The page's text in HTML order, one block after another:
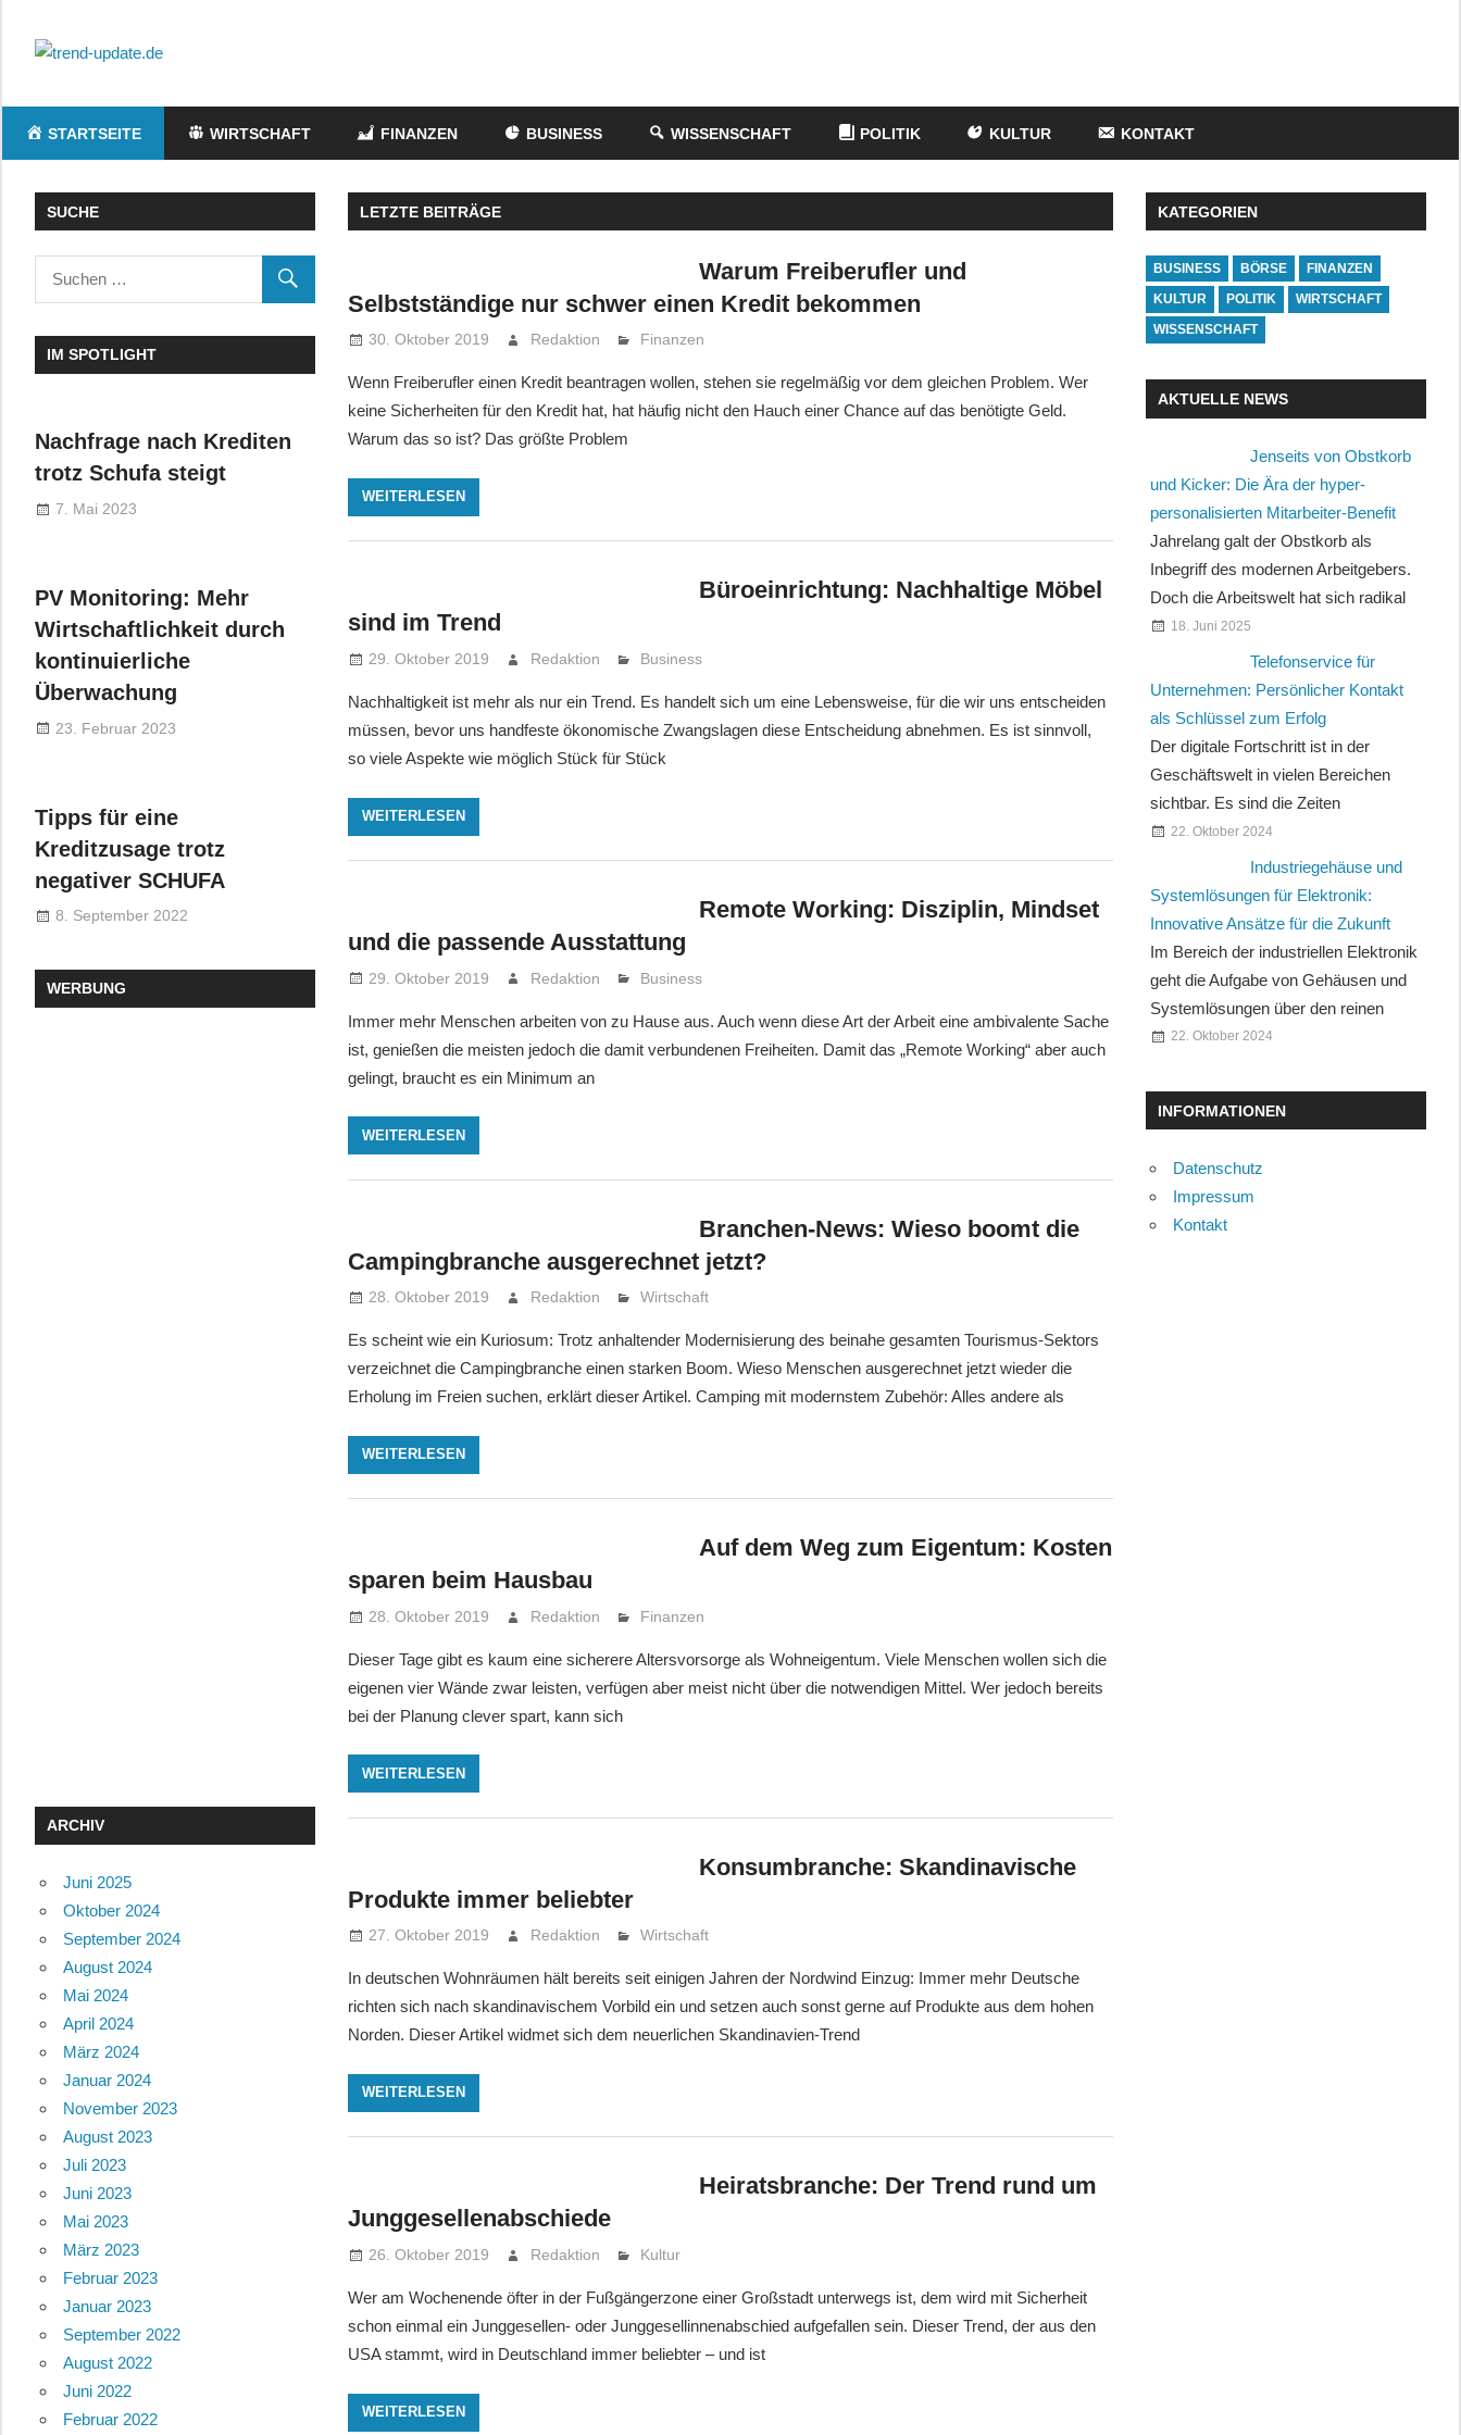
Inhalt
update.de
News
Wissenschaft
&
Politik
STARTSEITE WIRTSCHAFT FINANZEN BUSINESS WISSENSCHAFT POLITIK KULTUR KONTAKT
LETZTE BEITRÄGE
Warum Freiberufler und
Selbstständige nur schwer einen Kredit bekommen
30. Oktober 2019 Redaktion Finanzen
Wenn Freiberufler einen Kredit beantragen wollen, stehen sie regelmäßig vor dem gleichen Problem. Wer
keine Sicherheiten für den Kredit hat, hat häufig nicht den Hauch einer Chance auf das benötigte Geld.
Warum das so ist? Das größte Problem
WEITERLESEN
Büroeinrichtung: Nachhaltige Möbel
sind im Trend
29. Oktober 2019 Redaktion Business
Nachhaltigkeit ist mehr als nur ein Trend. Es handelt sich um eine Lebensweise, für die wir uns entscheiden
müssen, bevor uns handfeste ökonomische Zwangslagen diese Entscheidung abnehmen. Es ist sinnvoll,
so viele Aspekte wie möglich Stück für Stück
WEITERLESEN
Remote Working: Disziplin, Mindset
und die passende Ausstattung
29. Oktober 2019 Redaktion Business
Immer mehr Menschen arbeiten von zu Hause aus. Auch wenn diese Art der Arbeit eine ambivalente Sache
ist, genießen die meisten jedoch die damit verbundenen Freiheiten. Damit das „Remote Working“ aber auch
gelingt, braucht es ein Minimum an
WEITERLESEN
Branchen-News: Wieso boomt die
Campingbranche ausgerechnet jetzt?
28. Oktober 2019 Redaktion Wirtschaft
Es scheint wie ein Kuriosum: Trotz anhaltender Modernisierung des beinahe gesamten Tourismus-Sektors
verzeichnet die Campingbranche einen starken Boom. Wieso Menschen ausgerechnet jetzt wieder die
Erholung im Freien suchen, erklärt dieser Artikel. Camping mit modernstem Zubehör: Alles andere als
WEITERLESEN
Auf dem Weg zum Eigentum: Kosten
sparen beim Hausbau
28. Oktober 2019 Redaktion Finanzen
Dieser Tage gibt es kaum eine sicherere Altersvorsorge als Wohneigentum. Viele Menschen wollen sich die
eigenen vier Wände zwar leisten, verfügen aber meist nicht über die notwendigen Mittel. Wer jedoch bereits
bei der Planung clever spart, kann sich
WEITERLESEN
Konsumbranche: Skandinavische
Produkte immer beliebter
27. Oktober 2019 Redaktion Wirtschaft
In deutschen Wohnräumen hält bereits seit einigen Jahren der Nordwind Einzug: Immer mehr Deutsche
richten sich nach skandinavischem Vorbild ein und setzen auch sonst gerne auf Produkte aus dem hohen
Norden. Dieser Artikel widmet sich dem neuerlichen Skandinavien-Trend
WEITERLESEN
Heiratsbranche: Der Trend rund um
Junggesellenabschiede
26. Oktober 2019 Redaktion Kultur
Wer am Wochenende öfter in der Fußgängerzone einer Großstadt unterwegs ist, dem wird mit Sicherheit
schon einmal ein Junggesellen- oder Junggesellinnenabschied aufgefallen sein. Dieser Trend, der aus den
USA stammt, wird in Deutschland immer beliebter – und ist
WEITERLESEN
SUCHE
IM SPOTLIGHT
Nachfrage nach Krediten
trotz Schufa steigt
7. Mai 2023
PV Monitoring: Mehr
Wirtschaftlichkeit durch
kontinuierliche
Überwachung
23. Februar 2023
Tipps für eine
Kreditzusage trotz
negativer SCHUFA
8. September 2022
WERBUNG
ARCHIV
Juni 2025
Oktober 2024
September 2024
August 2024
Mai 2024
April 2024
März 2024
Januar 2024
November 2023
August 2023
Juli 2023
Juni 2023
Mai 2023
März 2023
Februar 2023
Januar 2023
September 2022
August 2022
Juni 2022
Februar 2022
KATEGORIEN
BUSINESS BÖRSE FINANZEN
KULTUR POLITIK WIRTSCHAFT
WISSENSCHAFT
AKTUELLE NEWS
Jenseits von Obstkorb
und Kicker: Die Ära der hyper-
personalisierten Mitarbeiter-Benefit
Jahrelang galt der Obstkorb als
Inbegriff des modernen Arbeitgebers.
Doch die Arbeitswelt hat sich radikal
18. Juni 2025
Telefonservice für
Unternehmen: Persönlicher Kontakt
als Schlüssel zum Erfolg
Der digitale Fortschritt ist in der
Geschäftswelt in vielen Bereichen
sichtbar. Es sind die Zeiten
22. Oktober 2024
Industriegehäuse und
Systemlösungen für Elektronik:
Innovative Ansätze für die Zukunft
Im Bereich der industriellen Elektronik
geht die Aufgabe von Gehäusen und
Systemlösungen über den reinen
22. Oktober 2024
INFORMATIONEN
Datenschutz
Impressum
Kontakt